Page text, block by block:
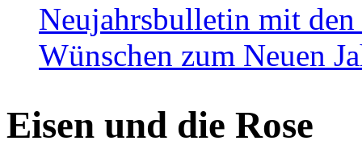
Neujahrsbulletin mit den
Wünschen zum Neuen
Eisen und die Rose